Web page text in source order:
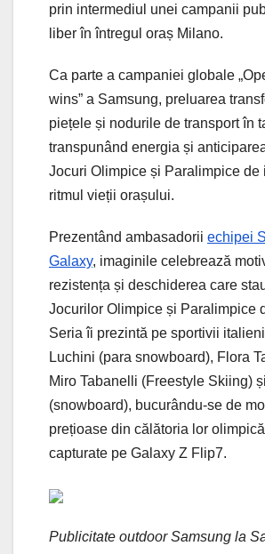
prin intermediul unei campanii
liber în întregul oraș Milano.
Ca parte a campaniei globale
wins” a Samsung, preluarea
piețele și nodurile de transport în
transpunând energia și
Jocuri Olimpice și Paralimpice de
ritmul vieții orașului.
Prezentând ambasadorii echipei
Galaxy, imaginile celebrează
rezistența și deschiderea care
Jocurilor Olimpice și Paralimpice
Seria îi prezintă pe sportivii
Luchini (para snowboard), Flora
Miro Tabanelli (Freestyle Skiing)
(snowboard), bucurându-se de
prețioase din călătoria lor
capturate pe Galaxy Z Flip7.
Publicitate outdoor Samsung la